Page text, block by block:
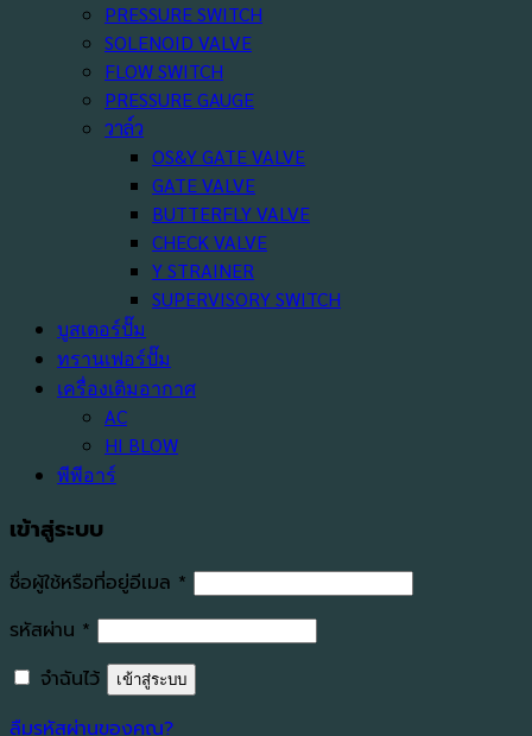
PRESSURE SWITCH
SOLENOID VALVE
FLOW SWITCH
PRESSURE GAUGE
วาล์ว
OS&Y GATE VALVE
GATE VALVE
BUTTERFLY VALVE
CHECK VALVE
Y STRAINER
SUPERVISORY SWITCH
บูสเตอร์ปั๊ม
ทรานเฟอร์ปั๊ม
เครื่องเติมอากาศ
AC
HI BLOW
พีพีอาร์
เข้าสู่ระบบ
ชื่อผู้ใช้หรือที่อยู่อีเมล * ต้องการ
รหัสผ่าน * ต้องการ
จำฉันไว้
เข้าสู่ระบบ
ลืมรหัสผ่านของคุณ?